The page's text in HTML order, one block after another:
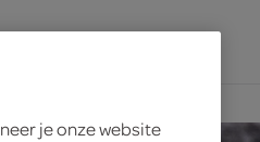
je onze website